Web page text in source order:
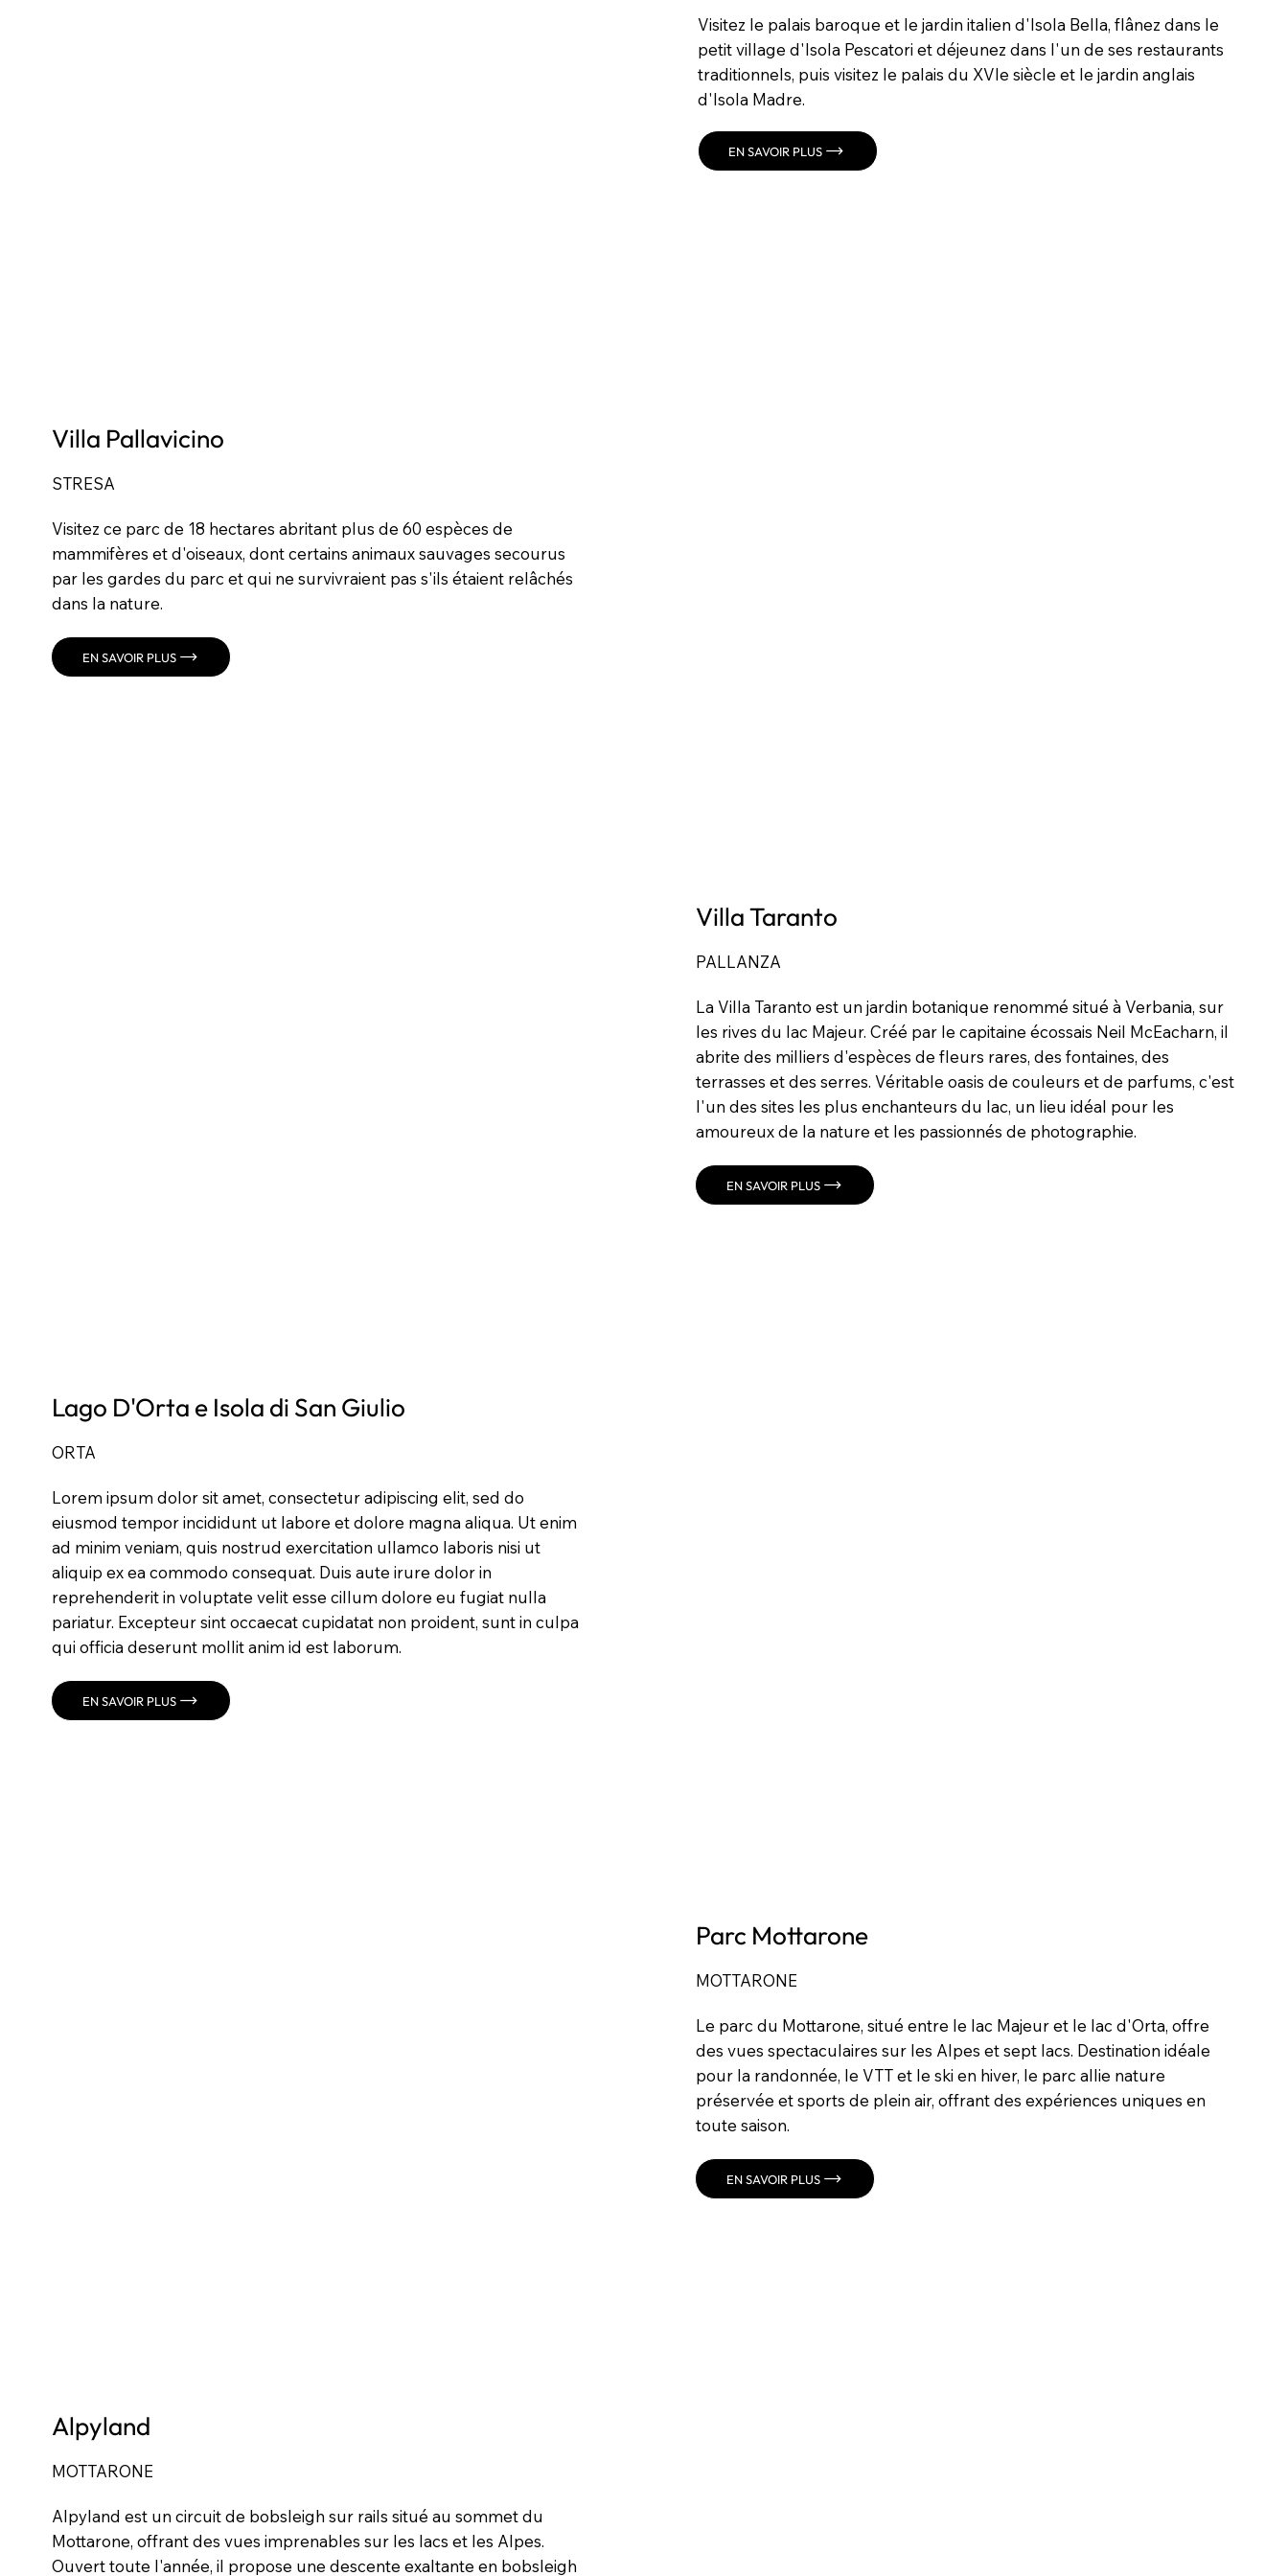
Visitez le palais baroque et le jardin italien d'Isola Bella, flânez dans le
petit village d'Isola Pescatori et déjeunez dans l'un de ses restaurants
traditionnels, puis visitez le palais du XVIe siècle et le jardin anglais
d'Isola Madre.
EN SAVOIR PLUS
Villa Pallavicino
STRESA
Visitez ce parc de 18 hectares abritant plus de 60 espèces de
mammifères et d'oiseaux, dont certains animaux sauvages secourus
par les gardes du parc et qui ne survivraient pas s'ils étaient relâchés
dans la nature.
EN SAVOIR PLUS
Villa Taranto
PALLANZA
La Villa Taranto est un jardin botanique renommé situé à Verbania, sur
les rives du lac Majeur. Créé par le capitaine écossais Neil McEacharn, il
abrite des milliers d'espèces de fleurs rares, des fontaines, des
terrasses et des serres. Véritable oasis de couleurs et de parfums, c'est
l'un des sites les plus enchanteurs du lac, un lieu idéal pour les
amoureux de la nature et les passionnés de photographie.
EN SAVOIR PLUS
Lago D'Orta e Isola di San Giulio
ORTA
Lorem ipsum dolor sit amet, consectetur adipiscing elit, sed do
eiusmod tempor incididunt ut labore et dolore magna aliqua. Ut enim
ad minim veniam, quis nostrud exercitation ullamco laboris nisi ut
aliquip ex ea commodo consequat. Duis aute irure dolor in
reprehenderit in voluptate velit esse cillum dolore eu fugiat nulla
pariatur. Excepteur sint occaecat cupidatat non proident, sunt in culpa
qui officia deserunt mollit anim id est laborum.
EN SAVOIR PLUS
Parc Mottarone
MOTTARONE
Le parc du Mottarone, situé entre le lac Majeur et le lac d'Orta, offre
des vues spectaculaires sur les Alpes et sept lacs. Destination idéale
pour la randonnée, le VTT et le ski en hiver, le parc allie nature
préservée et sports de plein air, offrant des expériences uniques en
toute saison.
EN SAVOIR PLUS
Alpyland
MOTTARONE
Alpyland est un circuit de bobsleigh sur rails situé au sommet du
Mottarone, offrant des vues imprenables sur les lacs et les Alpes.
Ouvert toute l'année, il propose une descente exaltante en bobsleigh